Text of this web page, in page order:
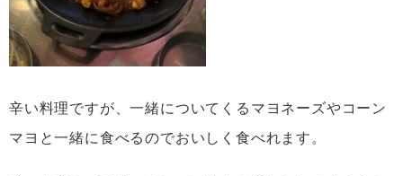
辛い料理ですが、一緒についてくるマヨネーズやコーン
マヨと一緒に食べるのでおいしく食べれます。